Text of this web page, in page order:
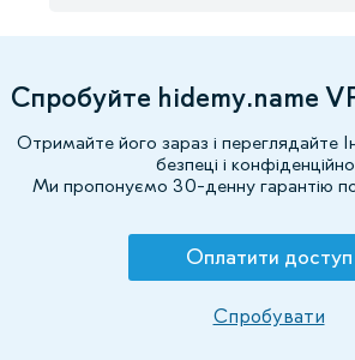
Спробуйте hidemy.name
Отримайте його зараз і переглядайте
безпеці і
Ми пропонуємо 30-денну гарантію
Оплатити доступ
Спробувати